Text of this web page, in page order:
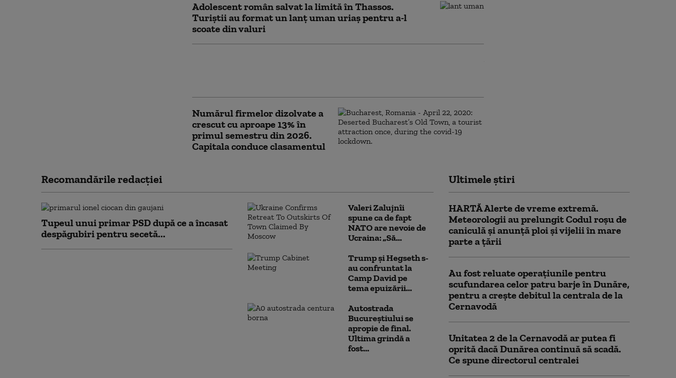
Adolescent român salvat la limită în Thassos.
Turiștii au format un lanț uman uriaș pentru a-l
scoate din valuri
Numărul firmelor dizolvate a
crescut cu aproape 13% în
primul semestru din 2026.
Capitala conduce clasamentul
Recomandările redacţiei
Tupeul unui primar PSD după ce a încasat
despăgubiri pentru secetă...
Valeri Zalujnîi
spune ca de fapt
NATO are nevoie de
Ucraina: „Să...
Trump şi Hegseth s-
au confruntat la
Camp David pe
tema epuizării...
Autostrada
Bucureștiului se
apropie de final.
Ultima grindă a
fost...
Ultimele știri
HARTĂ Alerte de vreme extremă.
Meteorologii au prelungit Codul roșu de
caniculă și anunță ploi și vijelii în mare
parte a țării
Au fost reluate operațiunile pentru
scufundarea celor patru barje în Dunăre,
pentru a crește debitul la centrala de la
Cernavodă
Unitatea 2 de la Cernavodă ar putea fi
oprită dacă Dunărea continuă să scadă.
Ce spune directorul centralei